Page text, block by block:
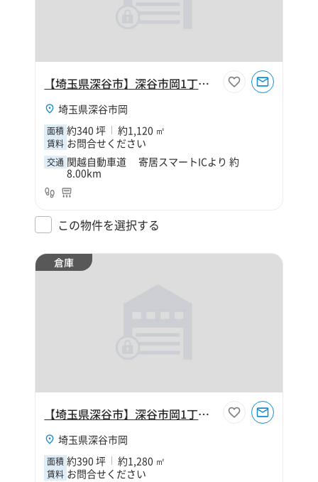
【埼玉県深谷市】深谷市岡1丁目340坪倉庫
埼玉県深谷市岡
面積 約340 坪 約1,120 ㎡
賃料 お問合せください
交通 関越自動車道 寄居スマートICより 約
8.00km
この物件を選択する
倉庫
【埼玉県深谷市】深谷市岡1丁目390坪倉庫
埼玉県深谷市岡
面積 約390 坪 約1,280 ㎡
賃料 お問合せください